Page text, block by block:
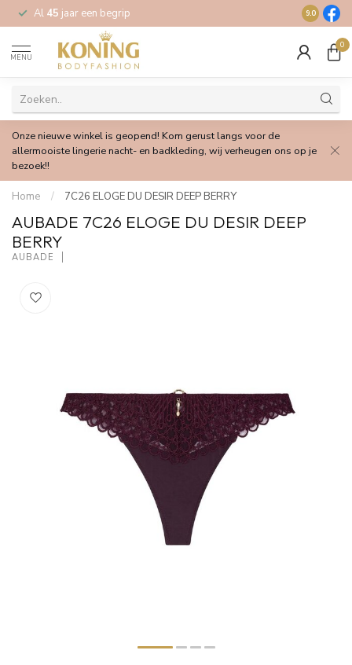
Al 45 jaar een begrip Gratis
9.0
MENU
0
Onze nieuwe winkel is geopend! Kom gerust langs voor de
allermooiste lingerie nacht- en badkleding, wij verheugen ons op je
bezoek!!
Home / 7C26 ELOGE DU DESIR DEEP BERRY
AUBADE 7C26 ELOGE DU DESIR DEEP
BERRY
AUBADE